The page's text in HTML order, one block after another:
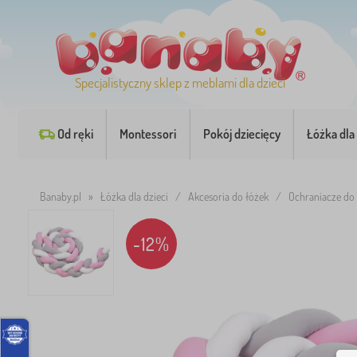
Specjalistyczny sklep z meblami dla dzieci
Od ręki Montessori Pokój dziecięcy Łóżka
Banaby.pl » Łóżka dla dzieci / Akcesoria do łóżek / Ochraniacze do
-12%